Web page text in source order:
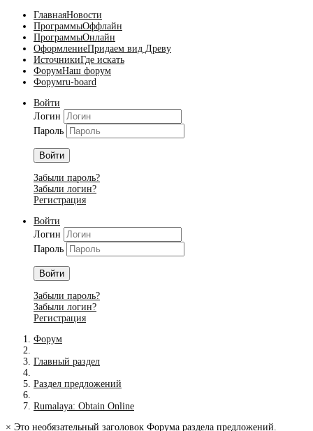
ГлавнаяНовости
ПрограммыОффлайн
ПрограммыОнлайн
ОформлениеПридаем вид Древу
ИсточникиГде искать
ФорумНаш форум
Форумru-board
Войти
Логин
Пароль
Войти
Забыли пароль?
Забыли логин?
Регистрация
Войти
Логин
Пароль
Войти
Забыли пароль?
Забыли логин?
Регистрация
Форум
Главный раздел
Раздел предложений
Rumalaya: Obtain Online
× Это необязательный заголовок Форума раздела предложений.